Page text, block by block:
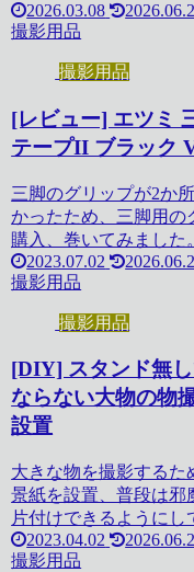
2026.03.08
撮影用品
撮影用品
[レビュー] エツミ
テープII ブラック
三脚のグリップが2か
かったため、三脚用の
購入、巻いてみました。
2023.07.02
撮影用品
撮影用品
[DIY] スタンド無
ならない大物の物
設置
大きな物を撮影するた
景紙を設置、普段は邪
片付けできるようにし
2023.04.02
撮影用品